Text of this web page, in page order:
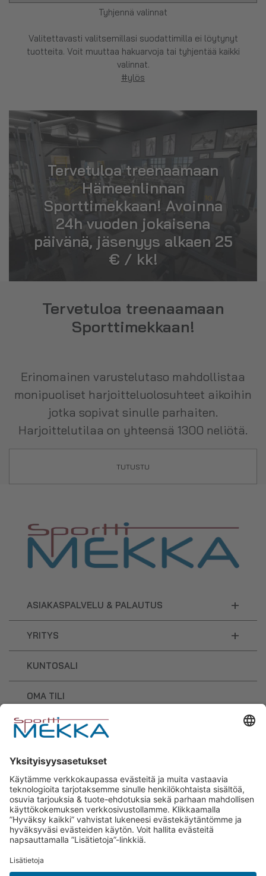
Tyhjennä valinnat
Valitettavasti valitsemillasi suodattimilla ei löytynyt
tuotteita. Voit muuttaa hakuarvoja tai tyhjentää kaikki
valinnat.
#ylös
Tervetuloa treenaamaan
Hämeenlinnan
Sporttimekkaan! Avoinna
24h vuoden jokaisena
päivänä, jäsenyys alkaen 25
€ / kk!
Tervetuloa treenaamaan
Sporttimekkaan!
Erinomainen varustelutaso mahdollistaa
monipuoliset harjoitteluolosuhteet aikoihin
jotka sopivat sinulle parhaiten.
Harjoittelutilaa on yhteensä 1300 neliötä.
TUTUSTU
ASIAKASPALVELU & PALAUTUS +
YRITYS +
KUNTOSALI
OMA TILI
OSTOSKORI
Sporttimekka – lisäravinteiden ja
urheilutarvikkeiden osaaja